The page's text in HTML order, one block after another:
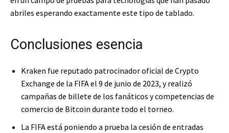
abriles esperando exactamente este tipo de tablado.
Conclusiones esencia
Kraken fue reputado patrocinador oficial de Crypto
Exchange de la FIFA el 9 de junio de 2023, y realizó
campañas de billete de los fanáticos y competencias de
comercio de Bitcoin durante todo el torneo.
La FIFA está poniendo a prueba la cesión de entradas